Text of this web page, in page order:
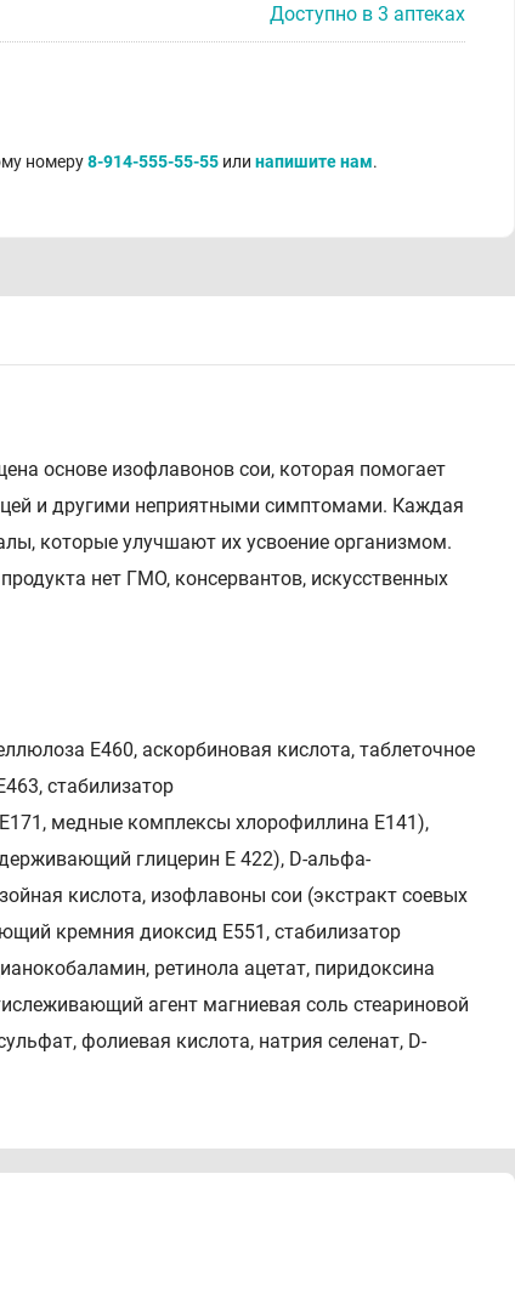
Доступно в 3 аптеках
номеру8-914-555-55-55 или напишите нам.
основе изофлавонов сои, которая помогает
и другими неприятными симптомами. Каждая
которые улучшают их усвоение организмом.
нет ГМО, консервантов, искусственных
Е460, аскорбиновая кислота, таблеточное
стабилизатор
медные комплексы хлорофиллина Е141),
глицерин Е 422), D-альфа-
кислота, изофлавоны сои (экстракт соевых
кремния диоксид Е551, стабилизатор
ретинола ацетат, пиридоксина
агент магниевая соль стеариновой
фолиевая кислота, натрия селенат, D-